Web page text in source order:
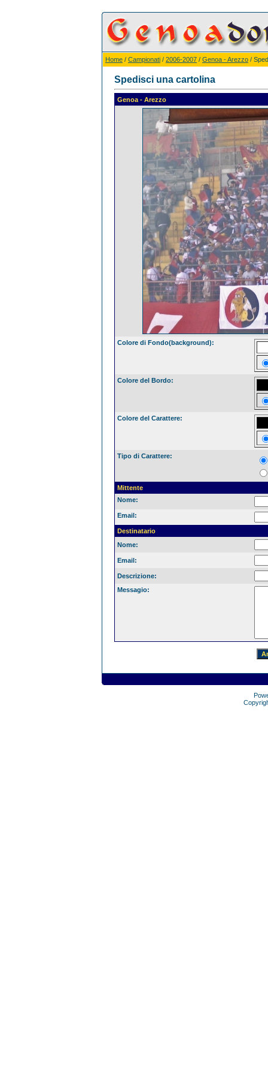
Home / Campionati / 2006-2007 / Genoa - Arezzo /
Spedisci una cartolina
Genoa - Arezzo
Colore di Fondo(background):
Colore del Bordo:
Colore del Carattere:
Tipo di Carattere:
Mittente
Nome:
Email:
Destinatario
Nome:
Email:
Descrizione:
Messagio: